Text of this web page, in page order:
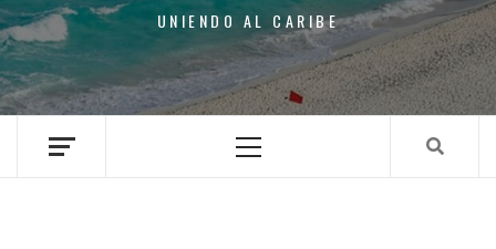
UNIENDO AL CARIBE
Menu